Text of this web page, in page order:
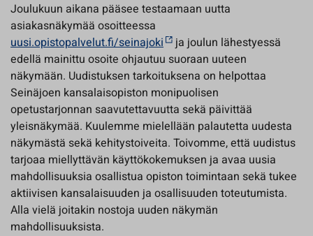
Joulukuun aikana pääsee testaamaan uutta
asiakasnäkymää osoitteessa
uusi.opistopalvelut.fi/seinajoki
ja joulun lähestyessä
edellä mainittu osoite ohjautuu suoraan uuteen
näkymään. Uudistuksen tarkoituksena on helpottaa
Seinäjoen kansalaisopiston monipuolisen
opetustarjonnan saavutettavuutta sekä päivittää
yleisnäkymää. Kuulemme mielellään palautetta uudesta
näkymästä sekä kehitystoiveita. Toivomme, että uudistus
tarjoaa miellyttävän käyttökokemuksen ja avaa uusia
mahdollisuuksia osallistua opiston toimintaan sekä tukee
aktiivisen kansalaisuuden ja osallisuuden toteutumista.
Alla vielä joitakin nostoja uuden näkymän
mahdollisuuksista.